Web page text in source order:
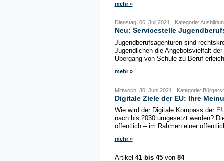
mehr »
Dienstag, 06. Juli 2021 | Kategorie:
Neu: Servicestelle
Jugendberufsagenturen sind
Jugendlichen die Angebotsvielfalt
Übergang von Schule zu Beruf
mehr »
Mittwoch, 30. Juni 2021 | Kategorie:
Digitale Ziele der EU: Ihre
Wie wird der Digitale Kompass der
nach bis 2030 umgesetzt werden?
öffentlich – im Rahmen einer
mehr »
Artikel 41 bis 45von 84